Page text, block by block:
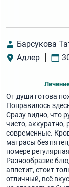
Барсукова
Адлер
От души готова
Понравилось
Сразу видно, что
чисто,
современные.
матрасы без
номере
Разнообразие
аппетит, стоит
отличный, всё